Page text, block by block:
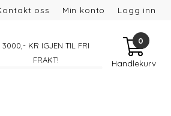
oss Min konto Logg inn
3000 ,- KR IGJEN TIL FRI
FRAKT!
0
Handlekurv